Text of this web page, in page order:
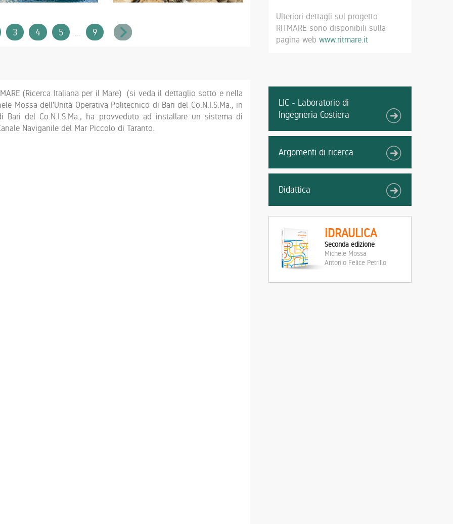
3 4 5 ... 9
(Ricerca Italiana per il Mare) (si veda il dettaglio sotto e nella
Mossa dell'Unità Operativa Politecnico di Bari del Co.N.I.S.Ma., in
Bari del Co.N.I.S.Ma., ha provveduto ad installare un sistema di
Naviganile del Mar Piccolo di Taranto.
Ulteriori dettagli sul progetto
RITMARE sono disponibili sulla
pagina web www.ritmare.it
LIC - Laboratorio di
Ingegneria Costiera
Argomenti di ricerca
Didattica
IDRAULICA
Seconda edizione
Michele Mossa
Antonio Felice Petrillo